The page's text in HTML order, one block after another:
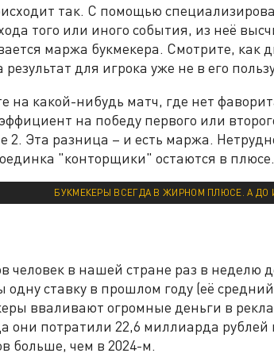
так. С помощью
того или иного события, из неё
маржа букмекера. Смотрите, как
результат для игрока уже не в его
на какой-нибудь матч, где нет
на победу первого или
2. Эта разница – и есть маржа.
"конторщики" остаются в плюсе.
БУКМЕКЕРЫ ВСЕГДА В ЖИРНОМ ПЛЮСЕ. А ДО
человек в нашей стране раз в неделю
одну ставку в прошлом году (её
вваливают огромные деньги в
они потратили 22,6 миллиарда
больше, чем в 2024-м.